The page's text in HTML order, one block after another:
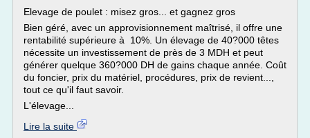
Elevage de poulet : misez gros... et gagnez gros
Bien géré, avec un approvisionnement maîtrisé, il offre une
rentabilité supérieure à 10%. Un élevage de 40?000 têtes
nécessite un investissement de près de 3 MDH et peut
générer quelque 360?000 DH de gains chaque année. Coût
du foncier, prix du matériel, procédures, prix de revient...,
tout ce qu'il faut savoir.
L'élevage...
Lire la suite